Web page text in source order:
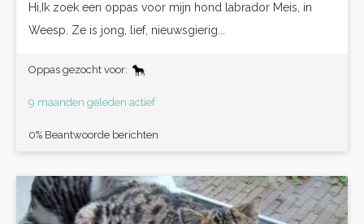
Hi,Ik zoek een oppas voor mijn hond labrador Meis, in
Weesp. Ze is jong, lief, nieuwsgierig...
Oppas gezocht voor:
9 maanden geleden actief
0% Beantwoorde berichten